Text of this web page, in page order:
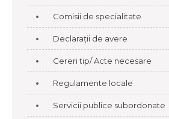
Comisii de specialitate
Declarații de avere
Cereri tip/ Acte necesare
Regulamente locale
Servicii publice subordonate